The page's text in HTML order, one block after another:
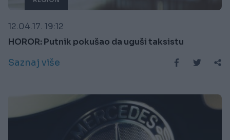
12.04.17. 19:12
HOROR: Putnik pokušao da uguši taksistu
Saznaj više